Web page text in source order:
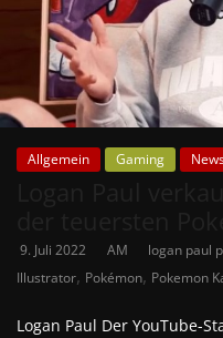
Allgemein Gaming
9. Juli 2022 AM logan paul
Illustrator, Pokémon, Pokemon
Logan Paul Der YouTube-